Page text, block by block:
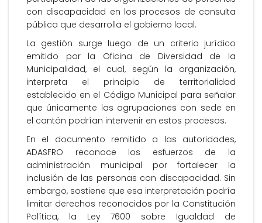
con discapacidad en los procesos de consulta
pública que desarrolla el gobierno local.
La gestión surge luego de un criterio jurídico
emitido por la Oficina de Diversidad de la
Municipalidad, el cual, según la organización,
interpreta el principio de territorialidad
establecido en el Código Municipal para señalar
que únicamente las agrupaciones con sede en
el cantón podrían intervenir en estos procesos.
En el documento remitido a las autoridades,
ADASFRO reconoce los esfuerzos de la
administración municipal por fortalecer la
inclusión de las personas con discapacidad. Sin
embargo, sostiene que esa interpretación podría
limitar derechos reconocidos por la Constitución
Política, la Ley 7600 sobre Igualdad de